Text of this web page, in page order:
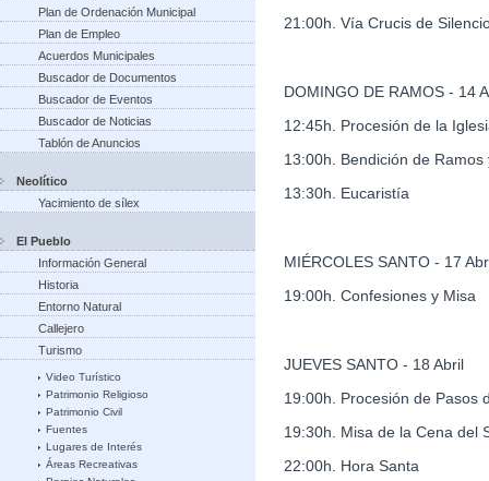
Plan de Ordenación Municipal
Plan de Empleo
Acuerdos Municipales
Buscador de Documentos
Buscador de Eventos
Buscador de Noticias
Tablón de Anuncios
Neolítico
Yacimiento de sílex
El Pueblo
Información General
Historia
Entorno Natural
Callejero
Turismo
Video Turístico
Patrimonio Religioso
Patrimonio Civil
Fuentes
Lugares de Interés
Áreas Recreativas
21:00h. Vía Crucis de
DOMINGO DE RAMOS - 14
12:45h. Procesión de la
13:00h. Bendición de
13:30h. Eucaristía
MIÉRCOLES SANTO - 17
19:00h. Confesiones y Misa
JUEVES SANTO - 18 Abril
19:00h. Procesión de Pasos
19:30h. Misa de la Cena del
22:00h. Hora Santa